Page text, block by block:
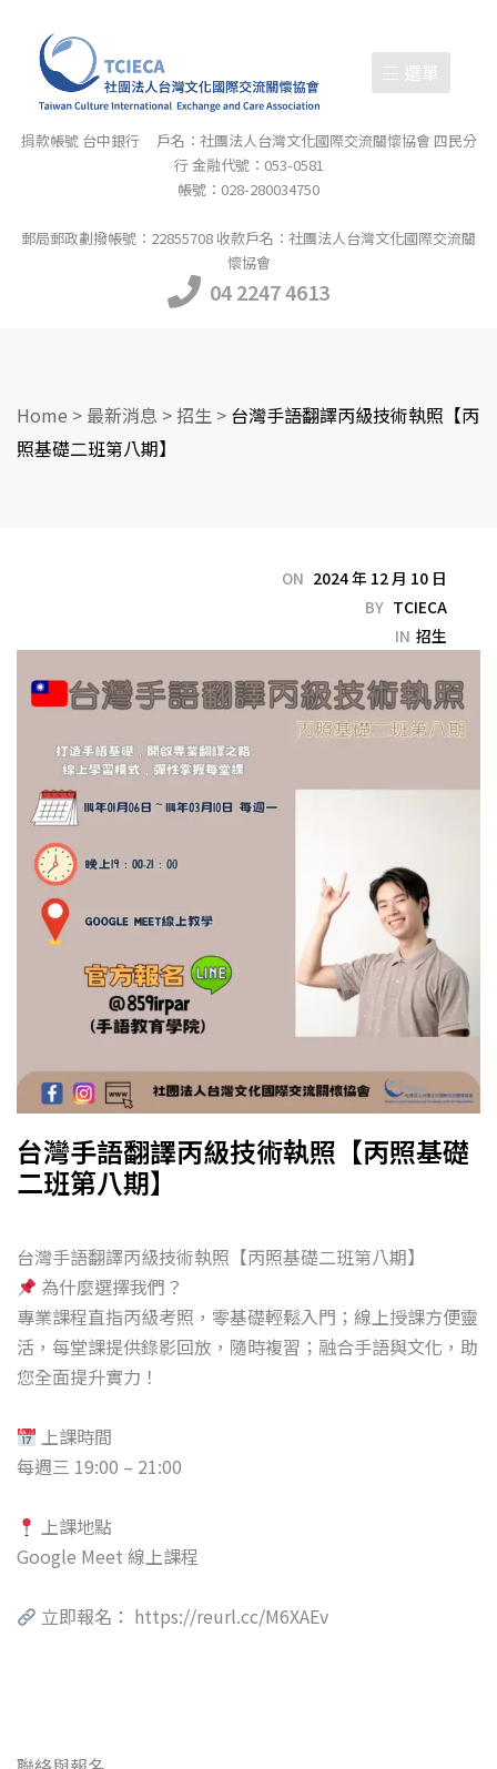
選單
捐款帳號 台中銀行 戶名：社團法人台灣文化國際交流關懷協會 四民分
行 金融代號：053-0581
帳號：028-280034750
郵局郵政劃撥帳號：22855708 收款戶名：社團法人台灣文化國際交流關
懷協會
04 2247 4613
Home > 最新消息 >招生 > 台灣手語翻譯丙級技術執照【丙
照基礎二班第八期】
ON 2024 年 12 月 10 日
BY TCIECA
IN 招生
台灣手語翻譯丙級技術執照【丙照基礎
二班第八期】
台灣手語翻譯丙級技術執照【丙照基礎二班第八期】
為什麼選擇我們？
專業課程直指丙級考照，零基礎輕鬆入門；線上授課方便靈
活，每堂課提供錄影回放，隨時複習；融合手語與文化，助
您全面提升實力！
上課時間
每週三 19:00 – 21:00
上課地點
Google Meet 線上課程
立即報名： https://reurl.cc/M6XAEv